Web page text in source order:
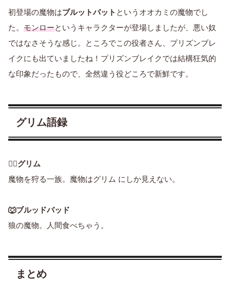
初登場の魔物はブルットバット というオオカミの魔物でし
た。 モンローというキャラクターが登場しましたが、悪い奴
ではなさそうな感じ。ところでこの役者さん、プリズンブレ
イクにも出ていましたね！プリズンブレイクでは結構狂気的
な印象だったもので、全然違う役どころで新鮮です。
グリム語録
🧙‍♂️グリム
魔物を狩る一族。魔物はグリム にしか見えない。
🐺ブルッドバッド
狼の魔物。人間食べちゃう。
まとめ